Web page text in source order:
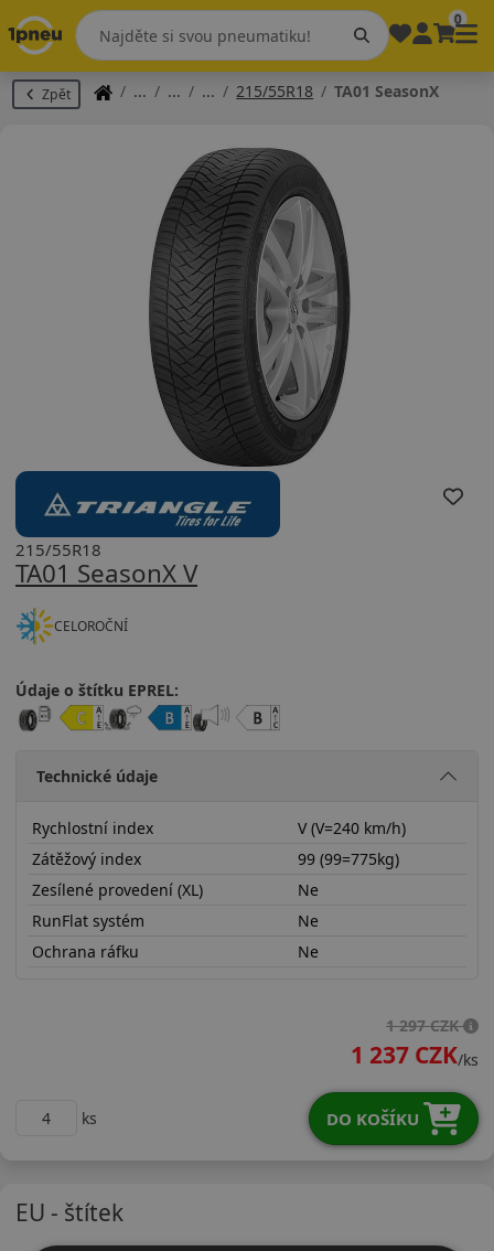
0
Zpět 215/55R18 TA01 SeasonX
TA01 SeasonX V
215/55R18
CELOROČNÍ
Údaje o štítku EPREL:
Technické údaje
Rychlostní index
V (V=240 km/h)
Zátěžový index
99 (99=775kg)
Zesílené provedení (XL)
Ne
RunFlat systém
Ne
Ochrana ráfku
Ne
1 297 CZK
1 237 CZK/ks
ks DO KOŠÍKU
EU - štítek